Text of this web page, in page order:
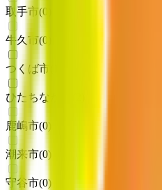
取手市(0
牛久市(0
つくば市
ひたちなか市
鹿嶋市(0)
潮来市(0)
守谷市(0)